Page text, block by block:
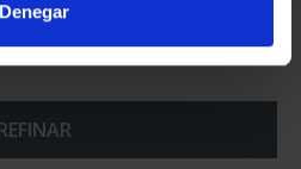
Denegar